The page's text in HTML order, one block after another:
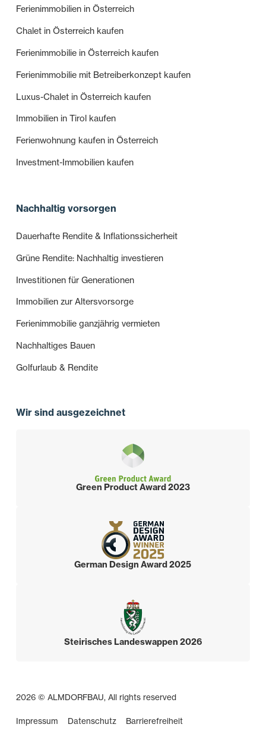
Ferienimmobilien in Österreich
Chalet in Österreich kaufen
Ferienimmobilie in Österreich kaufen
Ferienimmobilie mit Betreiberkonzept kaufen
Luxus-Chalet in Österreich kaufen
Immobilien in Tirol kaufen
Ferienwohnung kaufen in Österreich
Investment-Immobilien kaufen
Nachhaltig vorsorgen
Dauerhafte Rendite & Inflationssicherheit
Grüne Rendite: Nachhaltig investieren
Investitionen für Generationen
Immobilien zur Altersvorsorge
Ferienimmobilie ganzjährig vermieten
Nachhaltiges Bauen
Golfurlaub & Rendite
Wir sind ausgezeichnet
Green Product Award 2023
German Design Award 2025
Steirisches Landeswappen 2026
2026 © ALMDORFBAU, All rights reserved
Impressum Datenschutz Barrierefreiheit